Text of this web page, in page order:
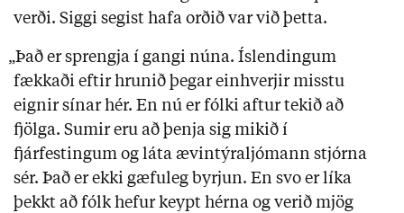
verði. Siggi segist hafa orðið var við þetta.
„Það er sprengja í gangi núna. Íslendingum
fækkaði eftir hrunið þegar einhverjir misstu
eignir sínar hér. En nú er fólki aftur tekið að
fjölga. Sumir eru að þenja sig mikið í
fjárfestingum og láta ævintýraljómann stjórna
sér. Það er ekki gæfuleg byrjun. En svo er líka
þekkt að fólk hefur keypt hérna og verið mjög